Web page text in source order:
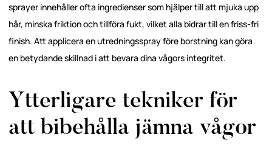
sprayer innehåller ofta ingredienser som hjälper till att mjuka upp
hår, minska friktion och tillföra fukt, vilket alla bidrar till en friss-fri
finish. Att applicera en utredningsspray före borstning kan göra
en betydande skillnad i att bevara dina vågors integritet.
Ytterligare tekniker för
att bibehålla jämna vågor